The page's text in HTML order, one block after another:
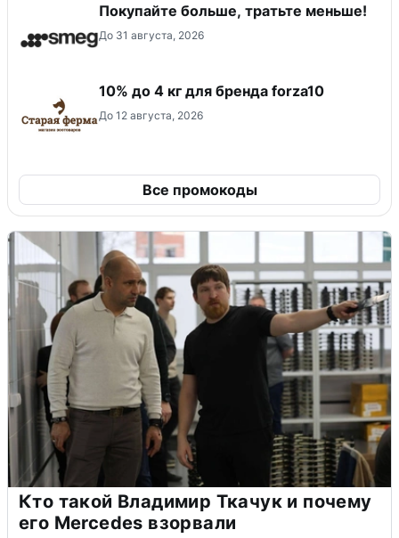
Покупайте больше, тратьте меньше!
До 31 августа, 2026
10% до 4 кг для бренда forza10
До 12 августа, 2026
Все промокоды
Кто такой Владимир Ткачук и почему
его Mercedes взорвали